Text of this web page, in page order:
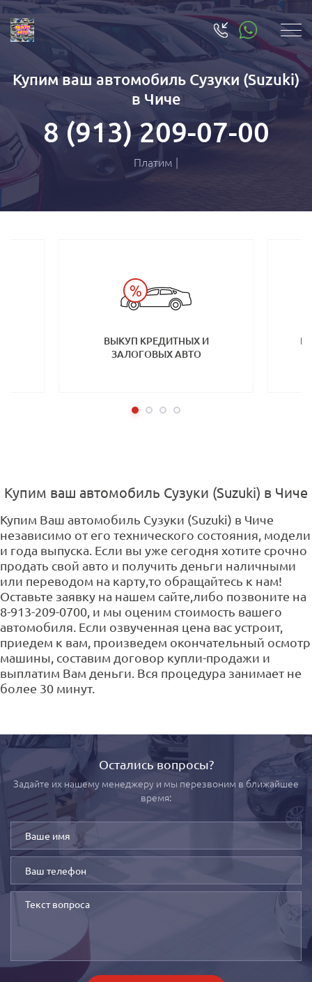
Купим ваш автомобиль Сузуки (Suzuki)
в Чиче
8 (913) 209-07-00
Плати
ВЫКУП КРЕДИТНЫХ И
ЗАЛОГОВЫХ АВТО
Купим ваш автомобиль Сузуки (Suzuki) в Чиче
Купим Ваш автомобиль Сузуки (Suzuki) в Чиче
независимо от его технического состояния, модели
и года выпуска. Если вы уже сегодня хотите срочно
продать свой авто и получить деньги наличными
или переводом на карту,то обращайтесь к нам!
Оставьте заявку на нашем сайте,либо позвоните на
8-913-209-0700, и мы оценим стоимость вашего
автомобиля. Если озвученная цена вас устроит,
приедем к вам, произведем окончательный осмотр
машины, составим договор купли-продажи и
выплатим Вам деньги. Вся процедура занимает не
более 30 минут.
Остались вопросы?
Задайте их нашему менеджеру и мы перезвоним в ближайшее
время: